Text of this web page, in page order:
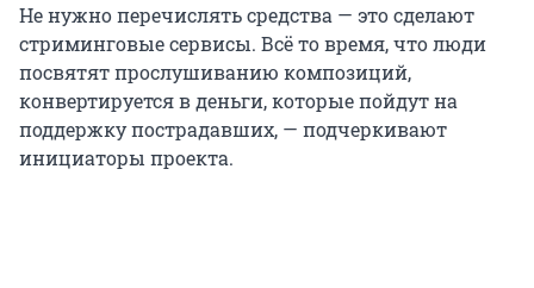
Не нужно перечислять средства — это сделают
стриминговые сервисы. Всё то время, что люди
посвятят прослушиванию композиций,
конвертируется в деньги, которые пойдут на
поддержку пострадавших, — подчеркивают
инициаторы проекта.